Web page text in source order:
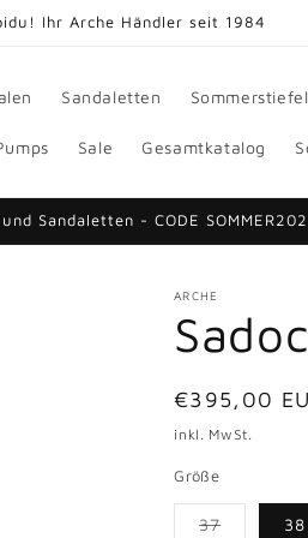
Ihr Arche Händler seit 1984
Sandaletten Sommerstiefel
Sale Gesamtkatalog
Sandaletten - CODE
ARCHE
Normaler
Preis
€395,00
inkl. MwSt.
Größe
37 38